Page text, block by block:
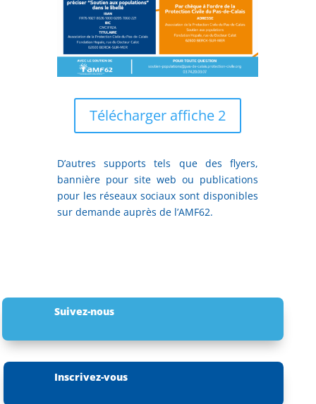
Télécharger affiche 2
D’autres supports tels que des flyers,
bannière pour site web ou publications
pour les réseaux sociaux sont disponibles
sur demande auprès de l’AMF62.
Suivez-nous
Inscrivez-vous